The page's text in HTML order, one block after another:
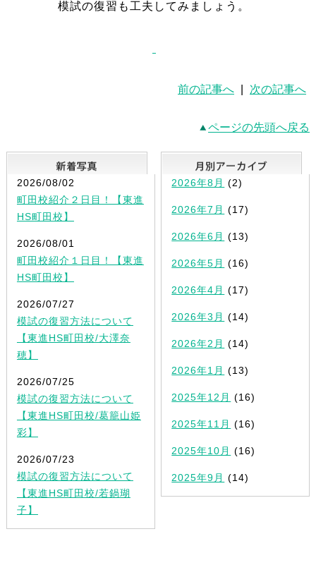
模試の復習も工夫してみましょう。
前の記事へ 次の記事へ
ページの先頭へ戻る
新着写真
2026/08/02
町田校紹介２日目！【東進
HS町田校】
2026/08/01
町田校紹介１日目！【東進
HS町田校】
2026/07/27
模試の復習方法について
【東進HS町田校/大澤奈
穂】
2026/07/25
模試の復習方法について
【東進HS町田校/葛籠山姫
彩】
2026/07/23
模試の復習方法について
【東進HS町田校/若鍋瑚
子】
2026年8月 (2)
2026年7月 (17)
2026年6月 (13)
2026年5月 (16)
2026年4月 (17)
2026年3月 (14)
2026年2月 (14)
2026年1月 (13)
2025年12月 (16)
2025年11月 (16)
2025年10月 (16)
2025年9月 (14)